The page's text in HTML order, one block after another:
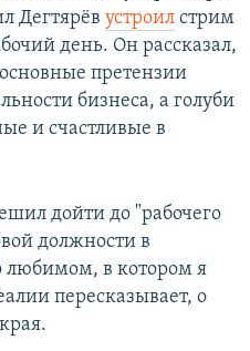
Дегтярёв устроил стрим
день. Он рассказал,
претензии
бизнеса, а голуби
и счастливые в
дойти до "рабочего
должности в
любимом, в котором я
пересказывает, о